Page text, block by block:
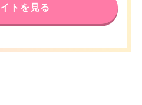
トを見る